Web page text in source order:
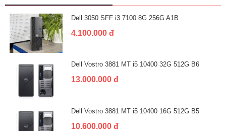
Dell 3050 SFF i3 7100 8G 256G A1B
4.100.000 đ
Dell Vostro 3881 MT i5 10400 32G 512G B6
13.000.000 đ
Dell Vostro 3881 MT i5 10400 16G 512G B5
10.600.000 đ